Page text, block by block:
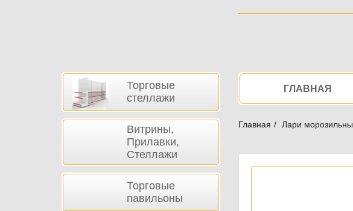
НавигацияГЛАВНАЯ
Главная Лари
Боковая
панель
Торговые
стеллажи
Витрины,
Прилавки,
Стеллажи
Торговые
павильоны